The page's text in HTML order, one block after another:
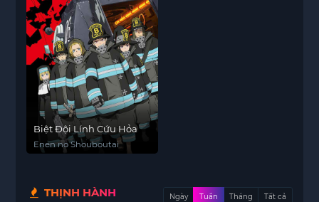
Biệt Đội Lính Cứu Hỏa
Enen no Shouboutai
THỊNH HÀNH Ngày Tuần Tháng Tất cả